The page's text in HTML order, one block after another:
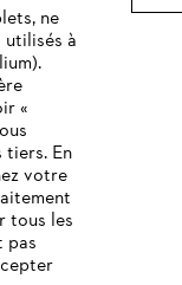
ne
à
«
tiers. En
votre
tous les
pas